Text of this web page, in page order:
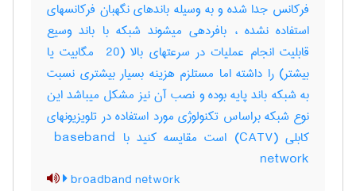
فرکانس جدا شده و به وسیله باندهای نگهبان فرکانسهای
استفاده نشده ، بافردهی میشوند شبکه با باند وسیع
قابلیت انجام عملیات در سرعتهای بالا (‎ 20 مگابیت یا
بیشتر) را داشته اما مستلزم هزینه بسیار بیشتری نسبت
به شبکه باند پایه بوده و نصب آن نیز مشکل میباشد این
نوع شبکه براساس تکنولوژی مورد استفاده در تلویزیونهای
کابلی (‎CATV) است مقایسه کنید با ‎ baseband
network
broadband network